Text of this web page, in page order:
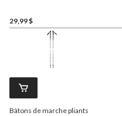
pour la randonnée et la
marche
29,99 $
Bâtons de marche pliants